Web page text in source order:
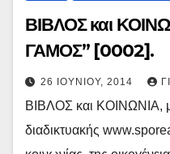
ΒΙΒΛΟΣ και
ΓΑΜΟΣ” [0002].
26 ΙΟΥΝΊΟΥ, 2014
ΒΙΒΛΟΣ και ΚΟΙΝΩΝΙΑ,
διαδικτυακής